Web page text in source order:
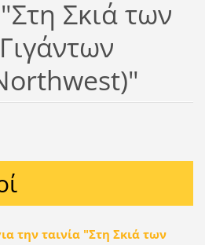
Σκιά των
την ταινία "Στη Σκιά των